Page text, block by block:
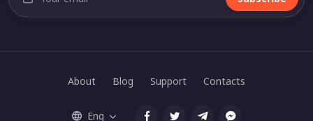
About Blog Support Contacts
Eng